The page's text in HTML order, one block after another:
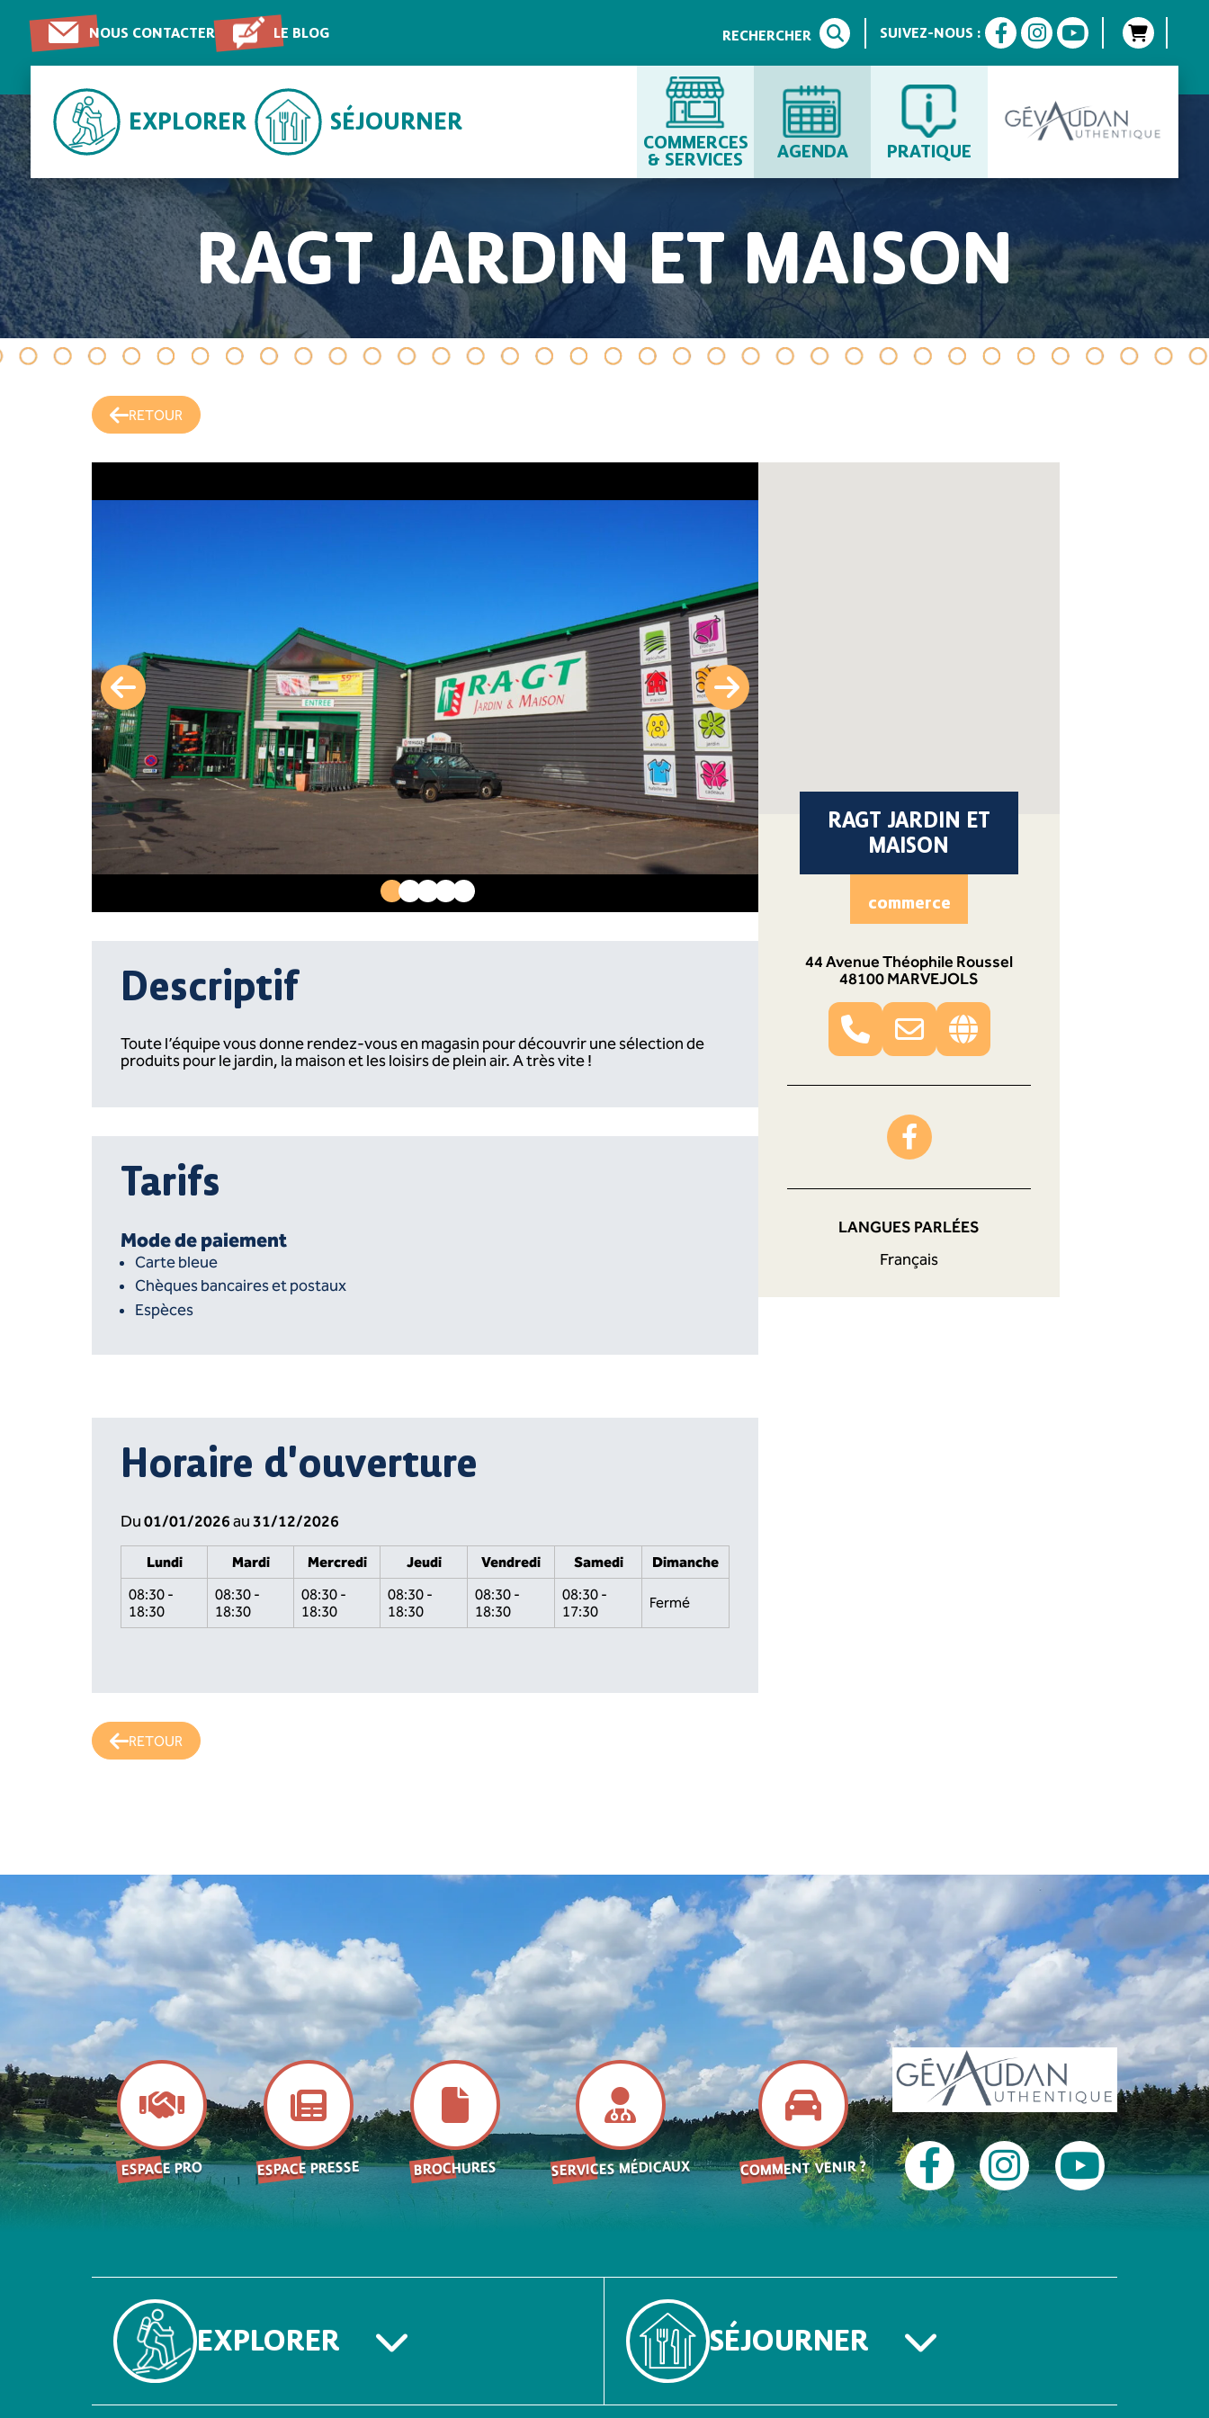
NOUS CONTACTER LE BLOG RECHERCHER SUIVEZ-NOUS :
EXPLORER SÉJOURNER
COMMERCES
& SERVICES AGENDA PRATIQUE
RAGT JARDIN ET MAISON
RETOUR
Descriptif
Toute l’équipe vous donne rendez-vous en magasin pour découvrir une sélection de
produits pour le jardin, la maison et les loisirs de plein air. A très vite !
Tarifs
Mode de paiement
Carte bleue
Chèques bancaires et postaux
Espèces
Horaire d'ouverture
Du01/01/2026au31/12/2026
Lundi Mardi Mercredi Jeudi Vendredi Samedi
Dimanche
08:30 -
18:30
08:30 -
18:30
08:30 -
18:30
08:30 -
18:30
08:30 -
18:30
08:30 -
17:30
Fermé
RAGT JARDIN ET
MAISON
commerce
44 Avenue Théophile Roussel
48100 MARVEJOLS
LANGUES PARLÉES
Français
RETOUR
ESPACE PRO ESPACE PRESSE BROCHURES SERVICES MÉDICAUX COMMENT VENIR ?
EXPLORER SÉJOURNER